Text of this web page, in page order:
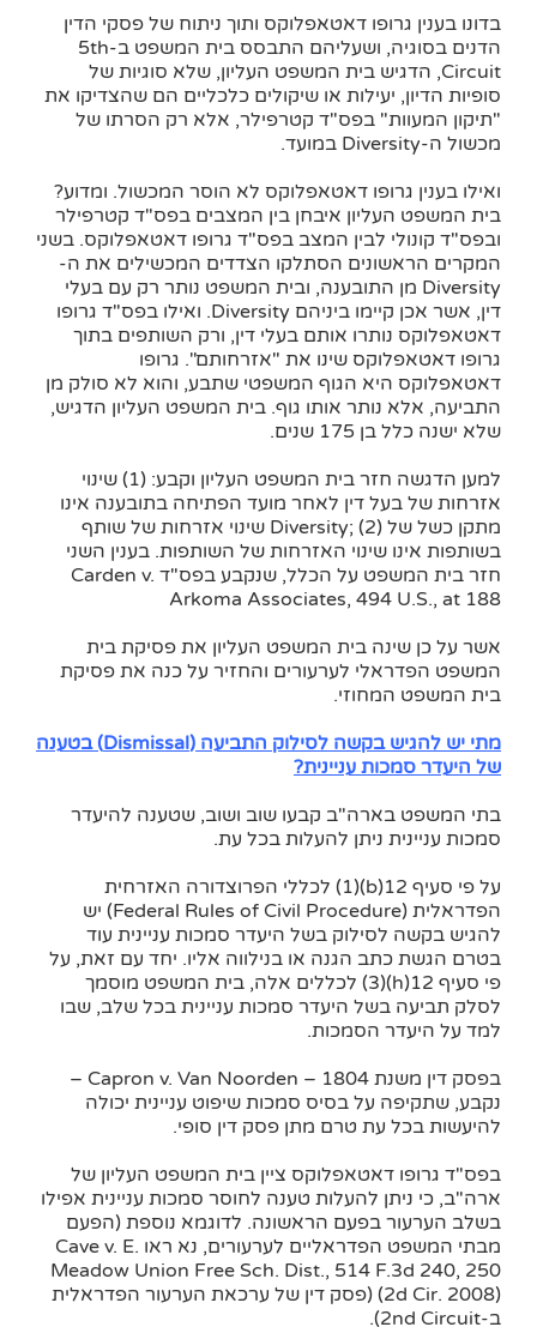
בדונו בענין גרופו דאטאפלוקס ותוך ניתוח של פסקי הדין
הדנים בסוגיה, ושעליהם התבסס בית המשפט ב-5th
Circuit, הדגיש בית המשפט העליון, שלא סוגיות של
סופיות הדיון, יעילות או שיקולים כלכליים הם שהצדיקו את
"תיקון המעוות" בפס"ד קטרפילר, אלא רק הסרתו של
מכשול ה-Diversity במועד.
ואילו בענין גרופו דאטאפלוקס לא הוסר המכשול. ומדוע?
בית המשפט העליון איבחן בין המצבים בפס"ד קטרפילר
ובפס"ד קונולי לבין המצב בפס"ד גרופו דאטאפלוקס. בשני
המקרים הראשונים הסתלקו הצדדים המכשילים את ה-
Diversity מן התובענה, ובית המשפט נותר רק עם בעלי
דין, אשר אכן קיימו ביניהם Diversity. ואילו בפס"ד גרופו
דאטאפלוקס נותרו אותם בעלי דין, ורק השותפים בתוך
גרופו דאטאפלוקס שינו את "אזרחותם". גרופו
דאטאפלוקס היא הגוף המשפטי שתבע, והוא לא סולק מן
התביעה, אלא נותר אותו גוף. בית המשפט העליון הדגיש,
שלא ישנה כלל בן 175 שנים.
למען הדגשה חזר בית המשפט העליון וקבע: (1) שינוי
אזרחות של בעל דין לאחר מועד הפתיחה בתובענה אינו
מתקן כשל של Diversity; (2) שינוי אזרחות של שותף
בשותפות אינו שינוי האזרחות של השותפות. בענין השני
חזר בית המשפט על הכלל, שנקבע בפס"ד Carden v.
Arkoma Associates, 494 U.S., at 188
אשר על כן שינה בית המשפט העליון את פסיקת בית
המשפט הפדראלי לערעורים והחזיר על כנה את פסיקת
בית המשפט המחוזי.
מתי יש להגיש בקשה לסילוק התביעה (Dismissal) בטענה
של היעדר סמכות עניינית?
בתי המשפט בארה"ב קבעו שוב ושוב, שטענה להיעדר
סמכות עניינית ניתן להעלות בכל עת.
על פי סעיף 12(b)(1) לכללי הפרוצדורה האזרחית
הפדראלית (Federal Rules of Civil Procedure) יש
להגיש בקשה לסילוק בשל היעדר סמכות עניינית עוד
בטרם הגשת כתב הגנה או בנילווה אליו. יחד עם זאת, על
פי סעיף 12(h)(3) לכללים אלה, בית המשפט מוסמך
לסלק תביעה בשל היעדר סמכות עניינית בכל שלב, שבו
למד על היעדר הסמכות.
בפסק דין משנת 1804 – Capron v. Van Noorden –
נקבע, שתקיפה על בסיס סמכות שיפוט עניינית יכולה
להיעשות בכל עת טרם מתן פסק דין סופי.
בפס"ד גרופו דאטאפלוקס ציין בית המשפט העליון של
ארה"ב, כי ניתן להעלות טענה לחוסר סמכות עניינית אפילו
בשלב הערעור בפעם הראשונה. לדוגמא נוספת (הפעם
מבתי המשפט הפדראליים לערעורים, נא ראו Cave v. E.
Meadow Union Free Sch. Dist., 514 F.3d 240, 250
(2d Cir. 2008) (פסק דין של ערכאת הערעור הפדראלית
ב-2nd Circuit).